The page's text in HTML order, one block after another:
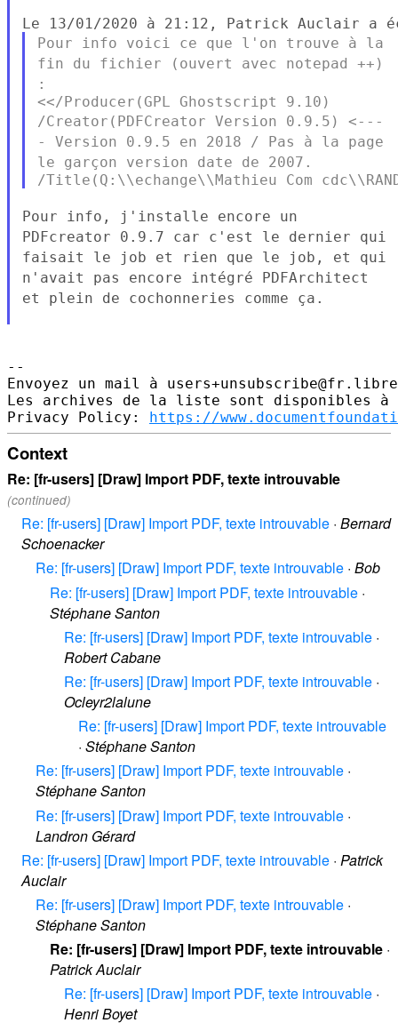
Pour info voici ce que l'on trouve à la
fin du fichier (ouvert avec notepad ++)
:
/Creator(PDFCreator Version 0.9.5) <---
- Version 0.9.5 en 2018 / Pas à la page
le garçon version date de 2007.
Pour info, j'installe encore un
PDFcreator 0.9.7 car c'est le dernier qui
faisait le job et rien que le job, et qui
n'avait pas encore intégré PDFArchitect
et plein de cochonneries comme ça.
--
Envoyez un mail à
Les archives de la liste sont disponibles à
Privacy Policy: https://
Context
Re: [fr-users] [Draw] Import PDF, texte introuvable
(continued)
Re: [fr-users] [Draw] Import PDF, texte introuvable · Bernard
Schoenacker
Re: [fr-users] [Draw] Import PDF, texte introuvable · Bob
Re: [fr-users] [Draw] Import PDF, texte introuvable ·
Stéphane Santon
Re: [fr-users] [Draw] Import PDF, texte introuvable ·
Robert Cabane
Re: [fr-users] [Draw] Import PDF, texte introuvable ·
Ocleyr2lalune
Re: [fr-users] [Draw] Import PDF, texte introuvable
· Stéphane Santon
Re: [fr-users] [Draw] Import PDF, texte introuvable ·
Stéphane Santon
Re: [fr-users] [Draw] Import PDF, texte introuvable ·
Landron Gérard
Re: [fr-users] [Draw] Import PDF, texte introuvable · Patrick
Auclair
Re: [fr-users] [Draw] Import PDF, texte introuvable ·
Stéphane Santon
Re: [fr-users] [Draw] Import PDF, texte introuvable ·
Patrick Auclair
Re: [fr-users] [Draw] Import PDF, texte introuvable ·
Henri Boyet